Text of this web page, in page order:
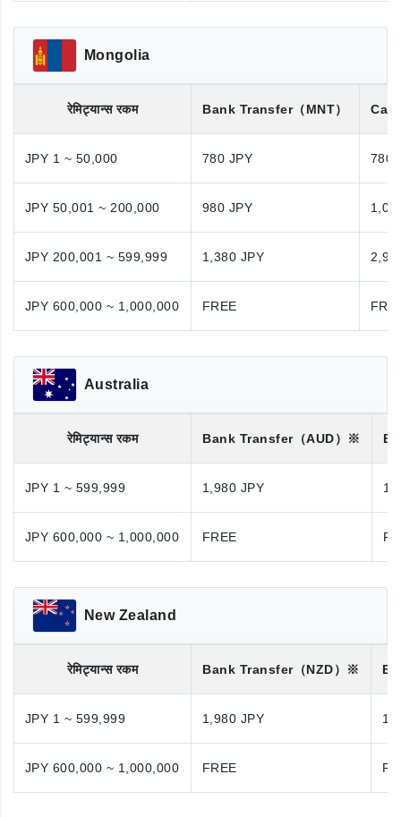
Mongolia
रेमिट्यान्स रकम Bank Transfer（MNT）
JPY 1 ~ 50,000 780 JPY 780
JPY 50,001 ~ 200,000 980 JPY
JPY 200,001 ~ 599,999 1,380 JPY
JPY 600,000 ~ 1,000,000 FREE
Australia
रेमिट्यान्स रकम Bank Transfer（AUD）※
JPY 1 ~ 599,999 1,980 JPY
JPY 600,000 ~ 1,000,000 FREE
New Zealand
रेमिट्यान्स रकम Bank Transfer（NZD）※
JPY 1 ~ 599,999 1,980 JPY
JPY 600,000 ~ 1,000,000 FREE